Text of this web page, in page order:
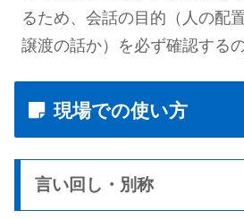
るため、会話の目的（人の配
譲渡の話か）を必ず確認する
現場での使い方
言い回し・別称